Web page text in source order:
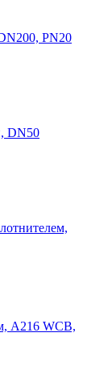
PN20
DN50
A216 WCB,